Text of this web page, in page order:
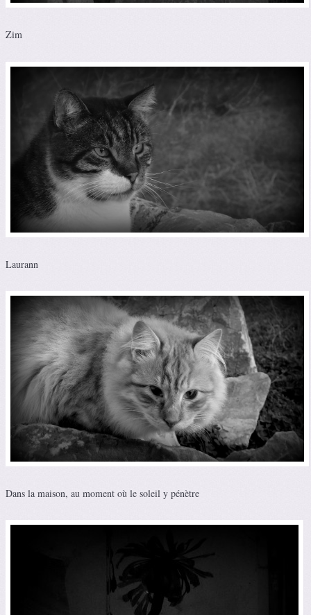
Zim
Laurann
Dans la maison, au moment où le soleil y pénètre